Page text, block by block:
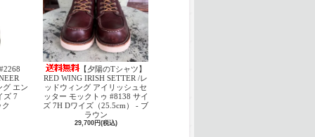
グ エン
ズ 7
【夕陽のTシャツ】
RED WING IRISH SETTER /レ
ッドウィング アイリッシュセ
ッター モックトゥ #8138 サイ
ズ 7H Dワイズ（25.5cm） - ブ
ラウン
29,700円(税込)